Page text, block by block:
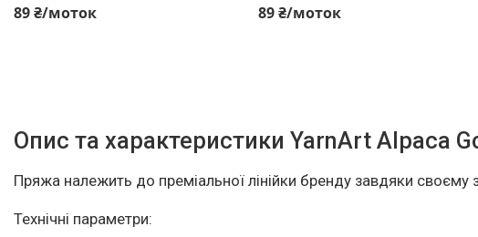
89 ₴/моток 89 ₴/моток
Опис та характеристики YarnArt Alpaca
Пряжа належить до преміальної лінійки бренду завдяки
Технічні параметри: